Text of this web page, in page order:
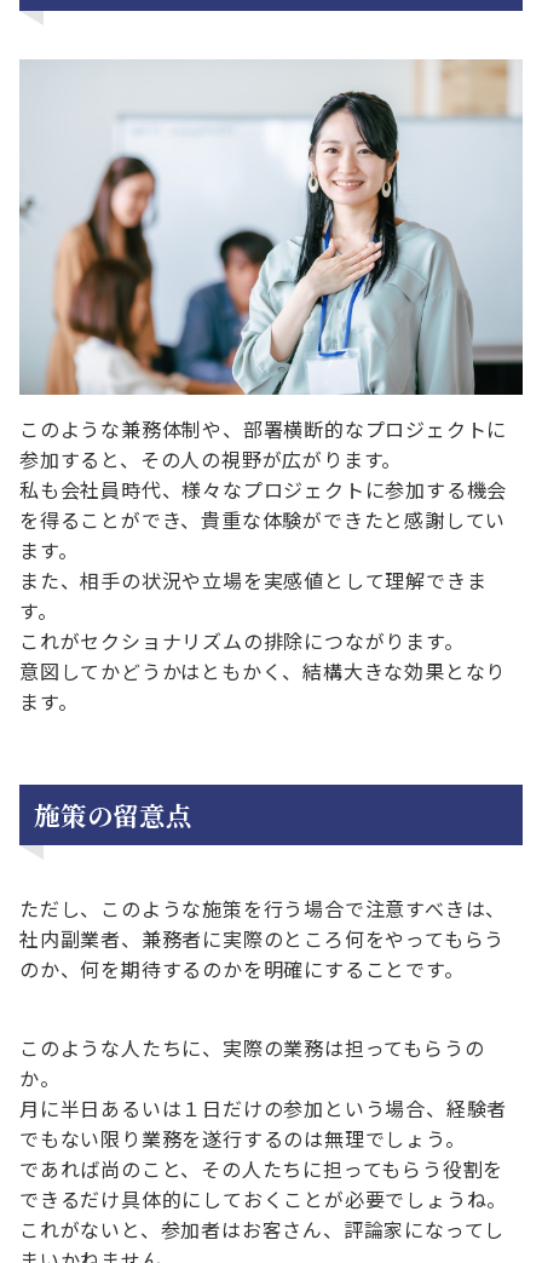
このような兼務体制や、部署横断的なプロジェクトに
参加すると、その人の視野が広がります。
私も会社員時代、様々なプロジェクトに参加する機会
を得ることができ、貴重な体験ができたと感謝してい
ます。
また、相手の状況や立場を実感値として理解できま
す。
これがセクショナリズムの排除につながります。
意図してかどうかはともかく、結構大きな効果となり
ます。
施策の留意点
ただし、このような施策を行う場合で注意すべきは、
社内副業者、兼務者に実際のところ何をやってもらう
のか、何を期待するのかを明確にすることです。
このような人たちに、実際の業務は担ってもらうの
か。
月に半日あるいは１日だけの参加という場合、経験者
でもない限り業務を遂行するのは無理でしょう。
であれば尚のこと、その人たちに担ってもらう役割を
できるだけ具体的にしておくことが必要でしょうね。
これがないと、参加者はお客さん、評論家になってし